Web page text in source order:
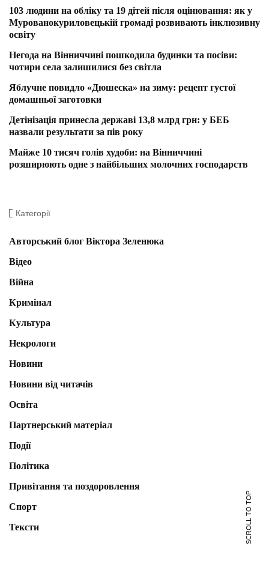
103 людини на обліку та 19 дітей після оцінювання: як у
Мурованокуриловецькій громаді розвивають інклюзивну
освіту
Негода на Вінниччині пошкодила будинки та посіви:
чотири села залишилися без світла
Яблучне повидло «Дюшеска» на зиму: рецепт густої
домашньої заготовки
Детінізація принесла державі 13,8 млрд грн: у БЕБ
назвали результати за пів року
Майже 10 тисяч голів худоби: на Вінниччині
розширюють одне з найбільших молочних господарств
Категорії
Авторський блог Віктора Зеленюка
Відео
Війна
Кримінал
Культура
Некрологи
Новини
Новини від читачів
Освіта
Партнерський матеріал
Події
Політика
Привітання та поздоровлення
Спорт
Тексти
SCROLL TO TOP